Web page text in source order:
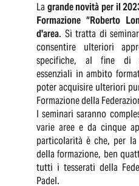
La grande novità per il
Formazione “Roberto
d'area. Si tratta di
consentire ulteriori
specifiche, al fine di
essenziali in ambito
poter acquisire ulteriori
Formazione della
I seminari saranno
varie aree e da cinque
particolarità è che, per la
della formazione, ben
tutti i tesserati della
Padel.